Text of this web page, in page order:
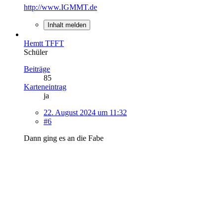
http://www.IGMMT.de
Inhalt melden
Hemtt TFFT
Schüler
Beiträge
85
Karteneintrag
ja
22. August 2024 um 11:32
#6
Dann ging es an die Fabe